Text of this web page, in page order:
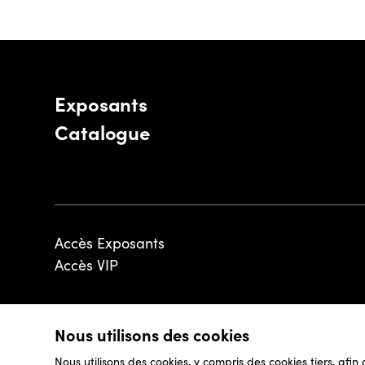
Nous utilisons des cookies
Nous utilisons des cookies, y compris des cookies tiers,
Exposants
Catalogue
Accès Exposants
Accès VIP
© 2026 - Luxembourg Art Week S.A.